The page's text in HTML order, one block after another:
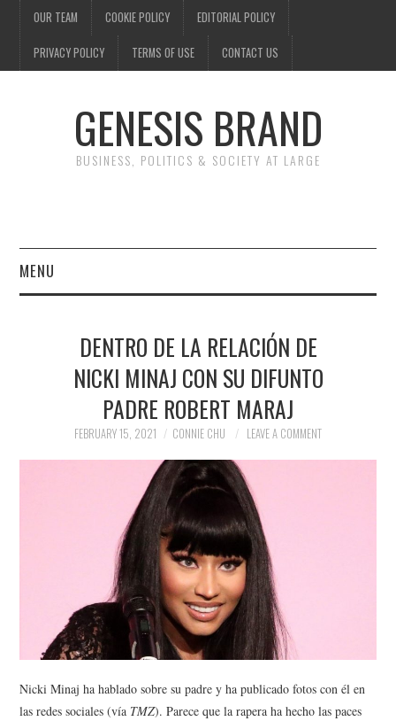
OUR TEAM COOKIE POLICY EDITORIAL POLICY
PRIVACY POLICY TERMS OF USE CONTACT US
GENESIS BRAND
BUSINESS, POLITICS & SOCIETY AT LARGE
MENU
FINANCE
TECHNOLOGY
DENTRO DE LA RELACIÓN DE
NICKI MINAJ CON SU DIFUNTO
PADRE ROBERT MARAJ
FEBRUARY 15, 2021 CONNIE CHU LEAVE A COMMENT
Nicki Minaj ha hablado sobre su padre y ha publicado fotos con él en
las redes sociales (vía TMZ). Parece que la rapera ha hecho las paces